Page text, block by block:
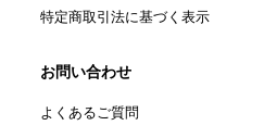
特定商取引法に基づく表示
お問い合わせ
よくあるご質問